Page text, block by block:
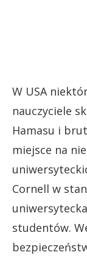
W USA
nauczyciele
Hamasu i
miejsce na
Cornell w
studentów.